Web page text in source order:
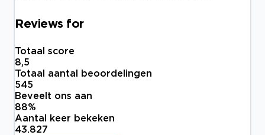
Reviews for
Totaal score
8,5
Totaal aantal beoordelingen
545
Beveelt ons aan
88%
Aantal keer bekeken
43.827